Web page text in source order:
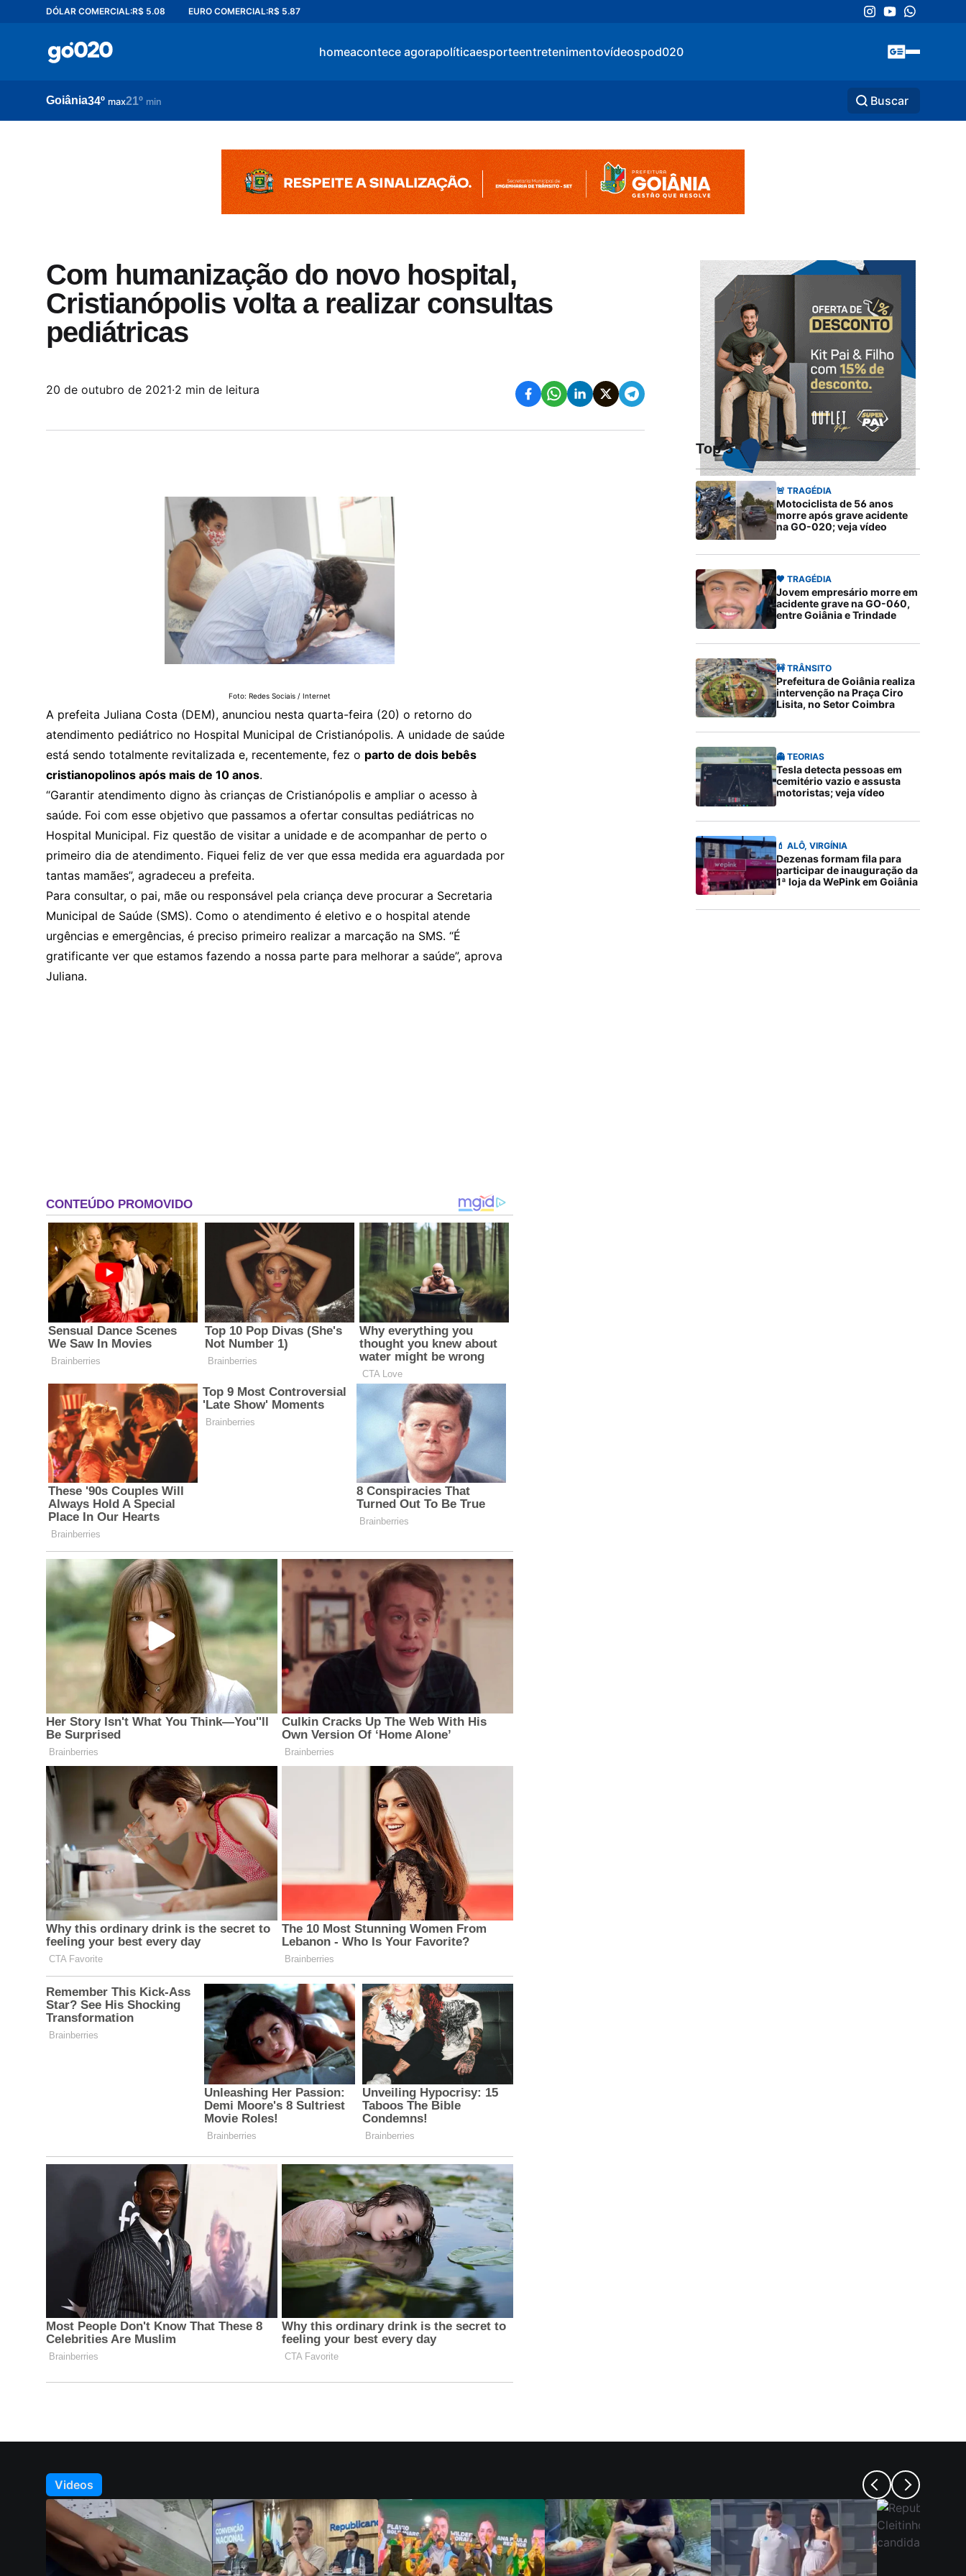
DÓLAR COMERCIAL:R$ 5.08 EURO COMERCIAL:R$ 5.87
homeacontece agorapolíticaesporteentretenimentovídeospod020
Goiânia34º max21º min Buscar
Com humanização do novo hospital,
Cristianópolis volta a realizar consultas
pediátricas
20 de outubro de 2021·2 min de leitura
Foto: Redes Sociais / Internet
A prefeita Juliana Costa (DEM), anunciou nesta quarta-feira (20) o retorno do
atendimento pediátrico no Hospital Municipal de Cristianópolis. A unidade de saúde
está sendo totalmente revitalizada e, recentemente, fez o parto de dois bebês
cristianopolinos após mais de 10 anos.
“Garantir atendimento digno às crianças de Cristianópolis e ampliar o acesso à
saúde. Foi com esse objetivo que passamos a ofertar consultas pediátricas no
Hospital Municipal. Fiz questão de visitar a unidade e de acompanhar de perto o
primeiro dia de atendimento. Fiquei feliz de ver que essa medida era aguardada por
tantas mamães”, agradeceu a prefeita.
Para consultar, o pai, mãe ou responsável pela criança deve procurar a Secretaria
Municipal de Saúde (SMS). Como o atendimento é eletivo e o hospital atende
urgências e emergências, é preciso primeiro realizar a marcação na SMS. “É
gratificante ver que estamos fazendo a nossa parte para melhorar a saúde”, aprova
Juliana.
Top 5
🚨 TRAGÉDIA
Motociclista de 56 anos
morre após grave acidente
na GO-020; veja vídeo
🖤 TRAGÉDIA
Jovem empresário morre em
acidente grave na GO-060,
entre Goiânia e Trindade
🚧 TRÂNSITO
Prefeitura de Goiânia realiza
intervenção na Praça Ciro
Lisita, no Setor Coimbra
👻 TEORIAS
Tesla detecta pessoas em
cemitério vazio e assusta
motoristas; veja vídeo
💄 ALÔ, VIRGÍNIA
Dezenas formam fila para
participar de inauguração da
1ª loja da WePink em Goiânia
Videos
acontece agora
esporte